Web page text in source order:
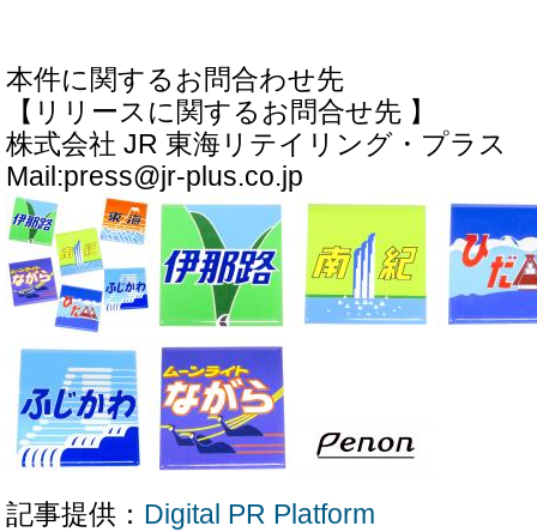
本件に関するお問合わせ先
【リリースに関するお問合せ先 】
株式会社 JR 東海リテイリング・プラス
Mail:press@jr-plus.co.jp
記事提供： Digital PR Platform